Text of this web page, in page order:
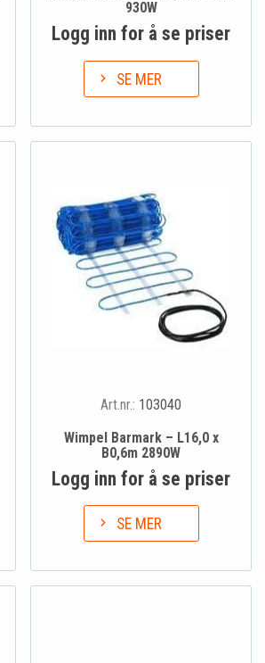
930W
Logg inn for å se priser
SE MER
Art.nr.: 103040
Wimpel Barmark – L16,0 x
B0,6m 2890W
Logg inn for å se priser
SE MER